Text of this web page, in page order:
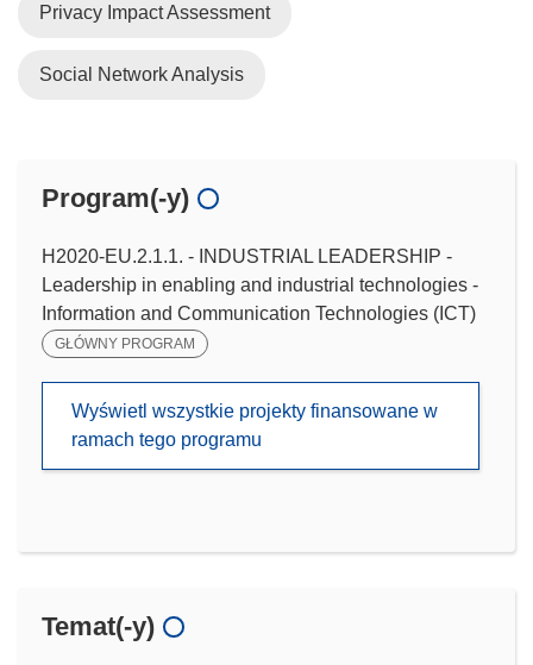
Privacy Impact Assessment
Social Network Analysis
Program(-y)
H2020-EU.2.1.1. - INDUSTRIAL LEADERSHIP -
Leadership in enabling and industrial technologies -
Information and Communication Technologies (ICT)
GŁÓWNY PROGRAM
Wyświetl wszystkie projekty finansowane w
ramach tego programu
Temat(-y)